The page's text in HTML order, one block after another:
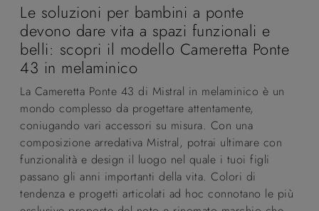
Le soluzioni per bambini a ponte
devono dare vita a spazi funzionali e
belli: scopri il modello Cameretta Ponte
43 in melaminico
La Cameretta Ponte 43 di Mistral in melaminico è un
mondo complesso da progettare attentamente,
coniugando vari accessori su misura. Con una
composizione arredativa Mistral, potrai ultimare con
funzionalità e design il luogo nel quale i tuoi figli
passano gli anni importanti della vita. Colori di
tendenza e progetti articolati ad hoc connotano le più